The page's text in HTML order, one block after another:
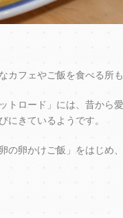
フェやご飯を食べる所も
トロード」には、昔から
にきているようです。
卵かけご飯」をはじめ